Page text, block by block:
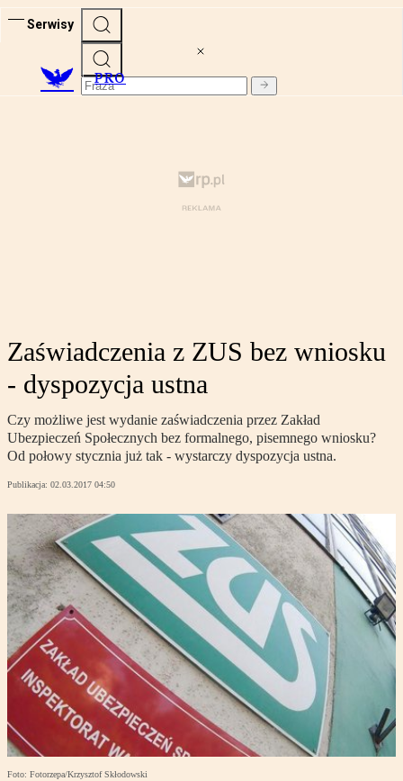
Serwisy
PRO
Zaświadczenia z ZUS bez wniosku
- dyspozycja ustna
Czy możliwe jest wydanie zaświadczenia przez Zakład
Ubezpieczeń Społecznych bez formalnego, pisemnego wniosku?
Od połowy stycznia już tak - wystarczy dyspozycja ustna.
Publikacja: 02.03.2017 04:50
Foto: Fotorzepa/Krzysztof Skłodowski